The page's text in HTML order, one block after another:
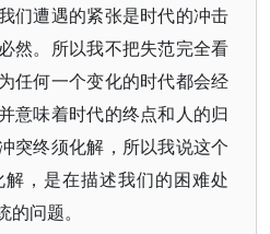
们遭遇的紧张是时代的冲击
然。所以我不把失范完全看
任何一个变化的时代都会经
意味着时代的终点和人的归
突终须化解，所以我说这个
，是在描述我们的困难处
问题。